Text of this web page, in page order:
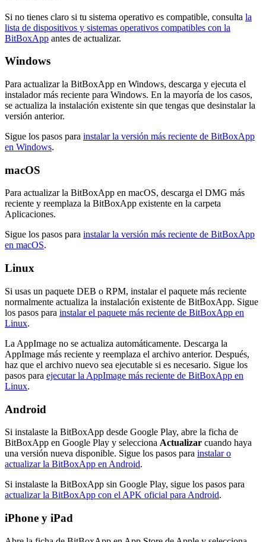
Si no tienes claro si tu sistema operativo es compatible, consulta la
lista de dispositivos y sistemas operativos compatibles con la
BitBoxApp antes de actualizar.
Windows
Para actualizar la BitBoxApp en Windows, descarga y ejecuta el
instalador más reciente para Windows. En la mayoría de los casos,
se actualiza la instalación existente sin que tengas que desinstalar la
versión anterior.
Sigue los pasos para instalar la versión más reciente de BitBoxApp
en Windows.
macOS
Para actualizar la BitBoxApp en macOS, descarga el DMG más
reciente y reemplaza la BitBoxApp existente en la carpeta
Aplicaciones.
Sigue los pasos para instalar la versión más reciente de BitBoxApp
en macOS.
Linux
Si usas un paquete DEB o RPM, instalar el paquete más reciente
normalmente actualiza la instalación existente de BitBoxApp. Sigue
los pasos para instalar el paquete más reciente de BitBoxApp en
Linux.
La AppImage no se actualiza automáticamente. Descarga la
AppImage más reciente y reemplaza el archivo anterior. Después,
haz que el archivo nuevo sea ejecutable si es necesario. Sigue los
pasos para ejecutar la AppImage más reciente de BitBoxApp en
Linux.
Android
Si instalaste la BitBoxApp desde Google Play, abre la ficha de
BitBoxApp en Google Play y selecciona Actualizar cuando haya
una versión nueva disponible. Sigue los pasos para instalar o
actualizar la BitBoxApp en Android.
Si instalaste la BitBoxApp sin Google Play, sigue los pasos para
actualizar la BitBoxApp con el APK oficial para Android.
iPhone y iPad